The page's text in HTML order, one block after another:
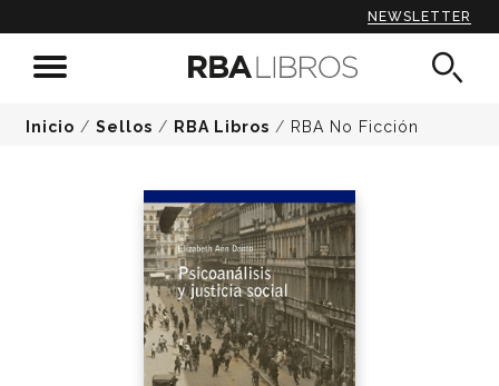
NEWSLETTER
Inicio / Sellos / RBA Libros / RBA No Ficción